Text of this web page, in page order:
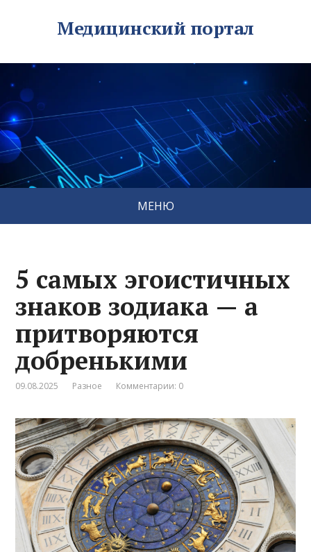
Медицинский портал
МЕНЮ
5 самых эгоистичных
знаков зодиака — а
притворяются
добренькими
09.08.2025 Разное Комментарии: 0